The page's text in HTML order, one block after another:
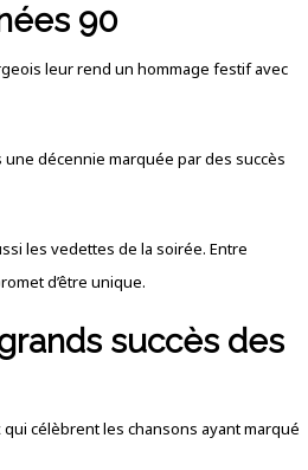
90
leur rend un hommage festif avec
décennie marquée par des succès
les vedettes de la soirée. Entre
d’être unique.
succès des
célèbrent les chansons ayant marqué